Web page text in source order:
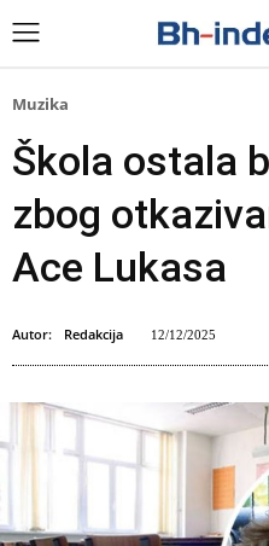
Muzika
Škola ostala
zbog
Ace Lukasa
Autor: Redakcija 12/12/2025